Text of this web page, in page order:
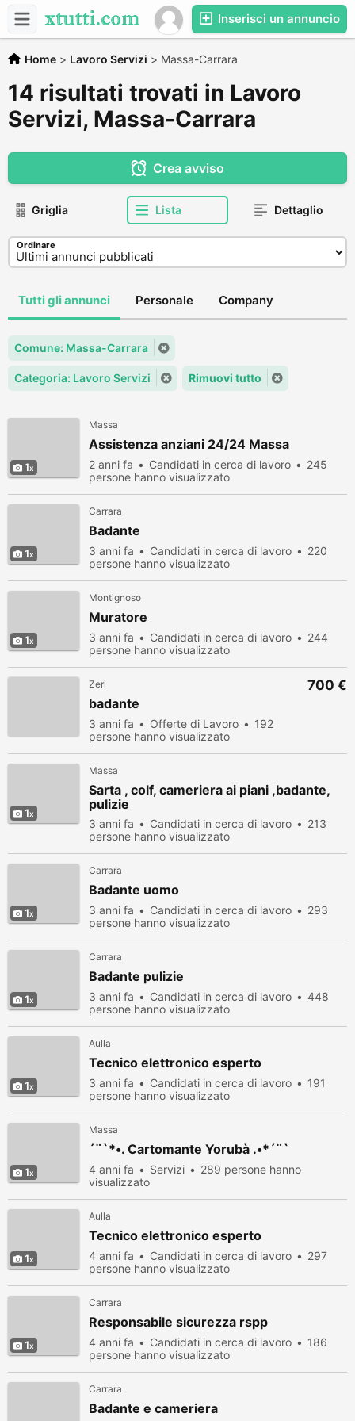
Inserisci un annuncio
Home > Lavoro Servizi > Massa-Carrara
14 risultati trovati in Lavoro
Servizi, Massa-Carrara
Crea avviso
Griglia Lista Dettaglio
Ordinare
Tutti gli annunci Personale Company
Comune: Massa-Carrara
Categoria: Lavoro Servizi Rimuovi tutto
1
Massa
Assistenza anziani 24/24 Massa
2 anni fa Candidati in cerca di lavoro
245
persone hanno visualizzato
1
Carrara
Badante
3 anni fa Candidati in cerca di lavoro
220
persone hanno visualizzato
1
Montignoso
Muratore
3 anni fa Candidati in cerca di lavoro
244
persone hanno visualizzato
Zeri
badante
3 anni fa Offerte di Lavoro
192
persone hanno visualizzato
700 €
1
Massa
Sarta , colf, cameriera ai piani ,badante,
pulizie
3 anni fa Candidati in cerca di lavoro
213
persone hanno visualizzato
1
Carrara
Badante uomo
3 anni fa Candidati in cerca di lavoro
293
persone hanno visualizzato
1
Carrara
Badante pulizie
3 anni fa Candidati in cerca di lavoro
448
persone hanno visualizzato
1
Aulla
Tecnico elettronico esperto
3 anni fa Candidati in cerca di lavoro
191
persone hanno visualizzato
1
Massa
´¨`*•. Cartomante Yorubà .•*´¨`
4 anni fa Servizi
289 persone hanno
visualizzato
1
Aulla
Tecnico elettronico esperto
4 anni fa Candidati in cerca di lavoro
297
persone hanno visualizzato
1
Carrara
Responsabile sicurezza rspp
4 anni fa Candidati in cerca di lavoro
186
persone hanno visualizzato
Carrara
Badante e cameriera